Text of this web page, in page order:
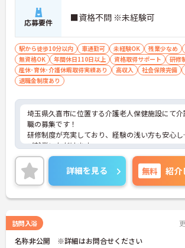
応募要件 ■資格不問 ※未経験可
駅から徒歩10分以内 車通勤可 未経験OK 残業少なめ
無資格OK
年間休日110日以上 資格取得サポート
研修
産休･育休･介護休暇取得実績あり
高収入 社会保険完備
退職金制度あり
埼玉県久喜市に位置する介護老人保健施設にて介
職の募集です！
研修制度が充実しており、経験の浅い方も安心し
ご就業いただけます。
年間休日110日以上とプライベートとの両立もし
すいです。
また、住宅手当の支給含め、各種手当も充実して
りますので、長期的な就業をしやすい環境です。
ご興味ある方には、面接対策ポイントなど、さら
い。
詳細を見る 無料 紹介
訪問入浴
名称非公開 ※詳細はお問合せください